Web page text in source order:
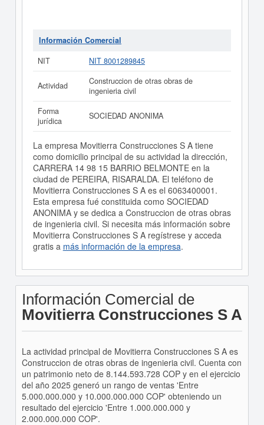
Información Comercial
NIT
NIT 8001289845
Actividad
Construccion de otras obras de
ingenieria civil
Forma
jurídica
SOCIEDAD ANONIMA
La empresa Movitierra Construcciones S A tiene
como domicilio principal de su actividad la dirección,
CARRERA 14 98 15 BARRIO BELMONTE en la
ciudad de PEREIRA, RISARALDA. El teléfono de
Movitierra Construcciones S A es el 6063400001.
Esta empresa fué constituida como SOCIEDAD
ANONIMA y se dedica a Construccion de otras obras
de ingenieria civil. Si necesita más información sobre
Movitierra Construcciones S A regístrese y acceda
gratis a más información de la empresa.
Información Comercial de
Movitierra Construcciones S A
La actividad principal de Movitierra Construcciones S A es
Construccion de otras obras de ingenieria civil. Cuenta con
un patrimonio neto de 8.144.593.728 COP y en el ejercicio
del año 2025 generó un rango de ventas 'Entre
5.000.000.000 y 10.000.000.000 COP' obteniendo un
resultado del ejercicio 'Entre 1.000.000.000 y
2.000.000.000 COP'.